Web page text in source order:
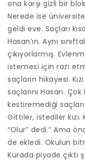
ona karşı gizli bir
Nerede ise
geldi eve. Saçları
Hasan’ın. Aynı
çıkıyorlarmış.
istemesi için razı
saçların hikayesi.
saçlarını Hasan.
kestiremediği
Gittiler, istediler kızı.
“Olur” dedi.” Ama
de ekledi. Okulun
Kurada piyade çıktı